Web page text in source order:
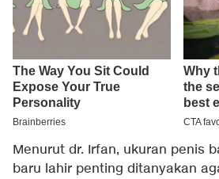
Menurut dr. Irfan, ukuran penis
baru lahir penting ditanyakan